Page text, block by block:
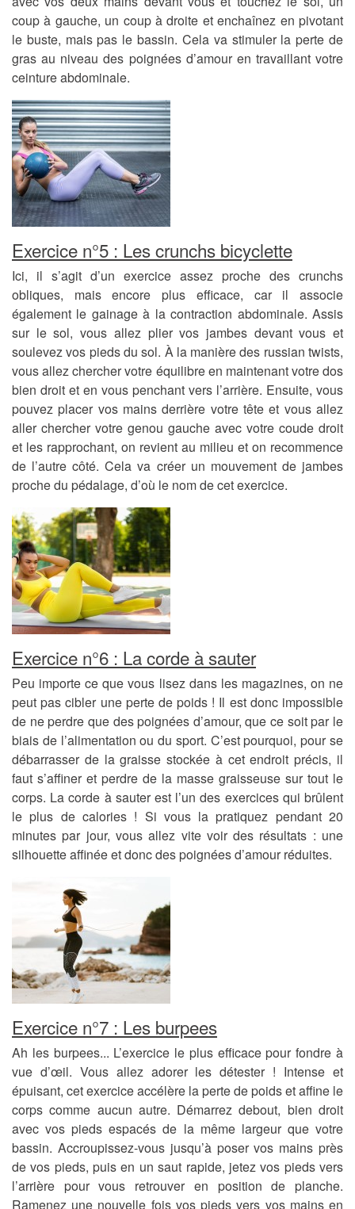
coup à gauche, un coup à droite et enchaînez en pivotant
le buste, mais pas le bassin. Cela va stimuler la perte de
gras au niveau des poignées d’amour en travaillant votre
ceinture abdominale.
Exercice n°5 : Les crunchs bicyclette
Ici, il s’agit d’un exercice assez proche des crunchs
obliques, mais encore plus efficace, car il associe
également le gainage à la contraction abdominale. Assis
sur le sol, vous allez plier vos jambes devant vous et
soulevez vos pieds du sol. À la manière des russian twists,
vous allez chercher votre équilibre en maintenant votre dos
bien droit et en vous penchant vers l’arrière. Ensuite, vous
pouvez placer vos mains derrière votre tête et vous allez
aller chercher votre genou gauche avec votre coude droit
et les rapprochant, on revient au milieu et on recommence
de l’autre côté. Cela va créer un mouvement de jambes
proche du pédalage, d’où le nom de cet exercice.
Exercice n°6 : La corde à sauter
Peu importe ce que vous lisez dans les magazines, on ne
peut pas cibler une perte de poids ! Il est donc impossible
de ne perdre que des poignées d’amour, que ce soit par le
biais de l’alimentation ou du sport. C’est pourquoi, pour se
débarrasser de la graisse stockée à cet endroit précis, il
faut s’affiner et perdre de la masse graisseuse sur tout le
corps. La corde à sauter est l’un des exercices qui brûlent
le plus de calories ! Si vous la pratiquez pendant 20
minutes par jour, vous allez vite voir des résultats : une
silhouette affinée et donc des poignées d’amour réduites.
Exercice n°7 : Les burpees
Ah les burpees... L’exercice le plus efficace pour fondre à
vue d’œil. Vous allez adorer les détester ! Intense et
épuisant, cet exercice accélère la perte de poids et affine le
corps comme aucun autre. Démarrez debout, bien droit
avec vos pieds espacés de la même largeur que votre
bassin. Accroupissez-vous jusqu’à poser vos mains près
de vos pieds, puis en un saut rapide, jetez vos pieds vers
l’arrière pour vous retrouver en position de planche.
Ramenez une nouvelle fois vos pieds vers vos mains en